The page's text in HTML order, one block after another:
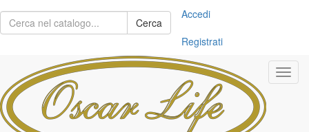
Cerca
Accedi
Registrati